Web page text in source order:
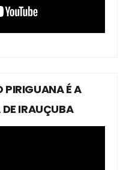
PIRIGUANA É A
IRAUÇUBA